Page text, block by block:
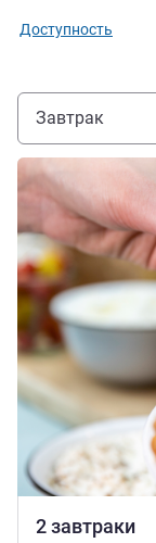
Доступность
Завтрак
2 завтраки
Подробная